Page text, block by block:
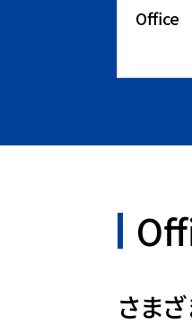
Office
さま